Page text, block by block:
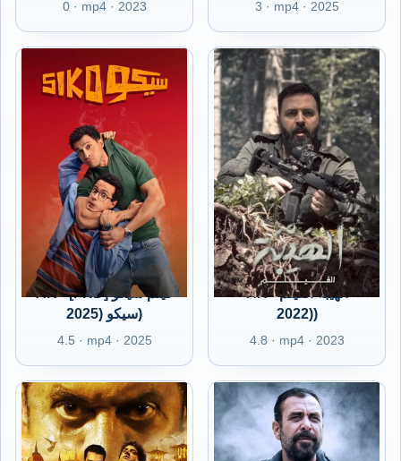
0 · mp4 · 2023 3 · mp4 · 2025
AR - [FHD] فيلم سيكو
سيكو (2025)
4.5 · mp4 · 2025
AR - الهيبة الفيلم
(2022)
4.8 · mp4 · 2023